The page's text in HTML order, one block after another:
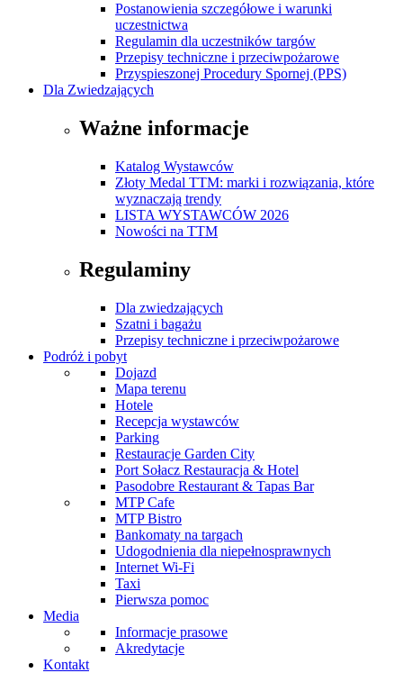
Postanowienia szczegółowe i warunki
uczestnictwa
Regulamin dla uczestników targów
Przepisy techniczne i przeciwpożarowe
Przyspieszonej Procedury Spornej (PPS)
Dla Zwiedzających
Ważne informacje
Katalog Wystawców
Złoty Medal TTM: marki i rozwiązania, które
wyznaczają trendy
LISTA WYSTAWCÓW 2026
Nowości na TTM
Regulaminy
Dla zwiedzających
Szatni i bagażu
Przepisy techniczne i przeciwpożarowe
Podróż i pobyt
Dojazd
Mapa terenu
Hotele
Recepcja wystawców
Parking
Restauracje Garden City
Port Sołacz Restauracja & Hotel
Pasodobre Restaurant & Tapas Bar
MTP Cafe
MTP Bistro
Bankomaty na targach
Udogodnienia dla niepełnosprawnych
Internet Wi-Fi
Taxi
Pierwsza pomoc
Media
Informacje prasowe
Akredytacje
Kontakt